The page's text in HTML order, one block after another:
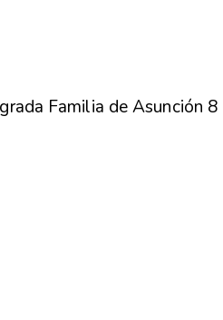
Familia de Asunción 8